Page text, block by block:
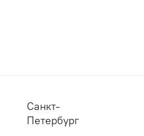
Санкт-
Петербург